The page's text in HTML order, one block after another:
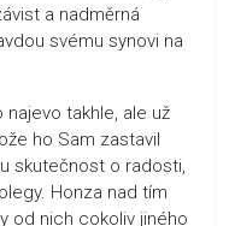
a nadměrná
svému synovi na
najevo takhle, ale už
ho Sam zastavil
skutečnost o radosti,
Honza nad tím
od nich cokoliv jiného